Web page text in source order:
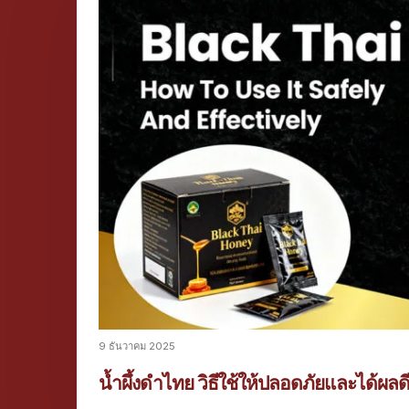
9 ธันวาคม 2025
น้ำผึ้งดำไทย วิธีใช้ให้ปลอดภัยและได้ผลดี